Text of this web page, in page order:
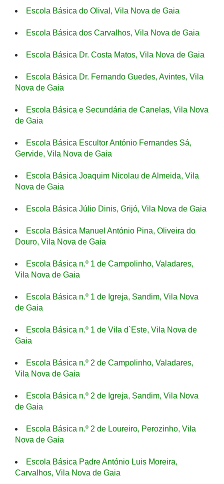
Escola Básica do Olival, Vila Nova de Gaia
Escola Básica dos Carvalhos, Vila Nova de Gaia
Escola Básica Dr. Costa Matos, Vila Nova de Gaia
Escola Básica Dr. Fernando Guedes, Avintes, Vila
Nova de Gaia
Escola Básica e Secundária de Canelas, Vila Nova
de Gaia
Escola Básica Escultor António Fernandes Sá,
Gervide, Vila Nova de Gaia
Escola Básica Joaquim Nicolau de Almeida, Vila
Nova de Gaia
Escola Básica Júlio Dinis, Grijó, Vila Nova de Gaia
Escola Básica Manuel António Pina, Oliveira do
Douro, Vila Nova de Gaia
Escola Básica n.º 1 de Campolinho, Valadares,
Vila Nova de Gaia
Escola Básica n.º 1 de Igreja, Sandim, Vila Nova
de Gaia
Escola Básica n.º 1 de Vila d`Este, Vila Nova de
Gaia
Escola Básica n.º 2 de Campolinho, Valadares,
Vila Nova de Gaia
Escola Básica n.º 2 de Igreja, Sandim, Vila Nova
de Gaia
Escola Básica n.º 2 de Loureiro, Perozinho, Vila
Nova de Gaia
Escola Básica Padre António Luis Moreira,
Carvalhos, Vila Nova de Gaia